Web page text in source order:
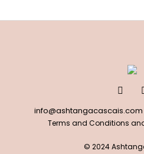
info@ashtangacascais.com
Terms and Conditions and
© 2024